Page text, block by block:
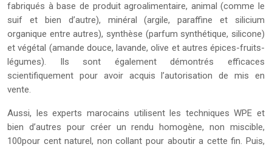
fabriqués à base de produit agroalimentaire, animal (comme le
suif et bien d’autre), minéral (argile, paraffine et silicium
organique entre autres), synthèse (parfum synthétique, silicone)
et végétal (amande douce, lavande, olive et autres épices-fruits-
légumes). Ils sont également démontrés efficaces
scientifiquement pour avoir acquis l’autorisation de mis en
vente.
Aussi, les experts marocains utilisent les techniques WPE et
bien d’autres pour créer un rendu homogène, non miscible,
100pour cent naturel, non collant pour aboutir a cette fin. Puis,